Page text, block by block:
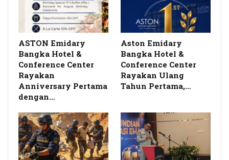
ASTON Emidary
Bangka Hotel &
Conference Center
Rayakan
Anniversary Pertama
dengan…
Aston Emidary
Bangka Hotel &
Conference Center
Rayakan Ulang
Tahun Pertama,…